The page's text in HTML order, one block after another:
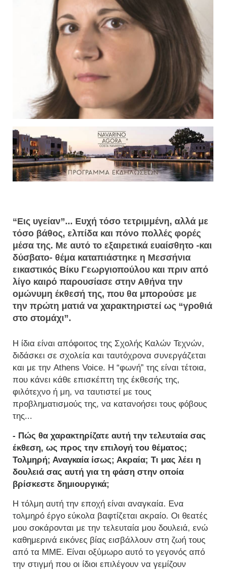
“Εις υγείαν”... Ευχή τόσο τετριμμένη, αλλά με
τόσο βάθος, ελπίδα και πόνο πολλές φορές
μέσα της. Με αυτό το εξαιρετικά ευαίσθητο -και
δύσβατο- θέμα καταπιάστηκε η Μεσσήνια
εικαστικός Βίκυ Γεωργιοπούλου και πριν από
λίγο καιρό παρουσίασε στην Αθήνα την
ομώνυμη έκθεσή της, που θα μπορούσε με
την πρώτη ματιά να χαρακτηριστεί ως “γροθιά
στο στομάχι”.
Η ίδια είναι απόφοιτος της Σχολής Καλών Τεχνών,
διδάσκει σε σχολεία και ταυτόχρονα συνεργάζεται
και με την Athens Voice. H “φωνή” της είναι τέτοια,
που κάνει κάθε επισκέπτη της έκθεσής της,
φιλότεχνο ή μη, να ταυτιστεί με τους
προβληματισμούς της, να κατανοήσει τους φόβους
της...
- Πώς θα χαρακτηρίζατε αυτή την τελευταία σας
έκθεση, ως προς την επιλογή του θέματος;
Τολμηρή; Αναγκαία ίσως; Ακραία; Τι μας λέει η
δουλειά σας αυτή για τη φάση στην οποία
βρίσκεστε δημιουργικά;
Η τόλμη αυτή την εποχή είναι αναγκαία. Ενα
τολμηρό έργο εύκολα βαφτίζεται ακραίο. Οι θεατές
μου σοκάρονται με την τελευταία μου δουλειά, ενώ
καθημερινά εικόνες βίας εισβάλλουν στη ζωή τους
από τα ΜΜΕ. Είναι οξύμωρο αυτό το γεγονός από
την στιγμή που οι ίδιοι επιλέγουν να γεμίζουν